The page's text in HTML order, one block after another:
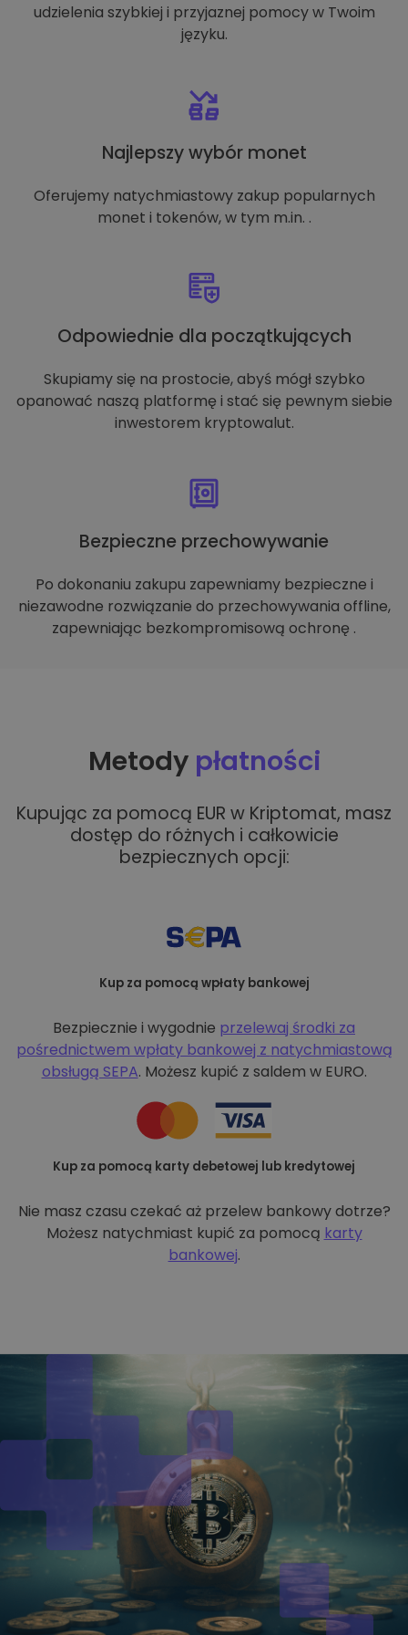
udzielenia szybkiej i przyjaznej pomocy w Twoim
języku.
Najlepszy wybór monet
Oferujemy natychmiastowy zakup popularnych
monet i tokenów, w tym m.in. .
Odpowiednie dla początkujących
Skupiamy się na prostocie, abyś mógł szybko
opanować naszą platformę i stać się pewnym siebie
inwestorem kryptowalut.
Bezpieczne przechowywanie
Po dokonaniu zakupu zapewniamy bezpieczne i
niezawodne rozwiązanie do przechowywania offline,
zapewniając bezkompromisową ochronę .
Metody płatności
Kupując za pomocą EUR w Kriptomat, masz
dostęp do różnych i całkowicie
bezpiecznych opcji:
Kup za pomocą wpłaty bankowej
Bezpiecznie i wygodnie przelewaj środki za
pośrednictwem wpłaty bankowej z natychmiastową
obsługą SEPA. Możesz kupić z saldem w EURO.
Kup za pomocą karty debetowej lub kredytowej
Nie masz czasu czekać aż przelew bankowy dotrze?
Możesz natychmiast kupić za pomocą karty
bankowej.